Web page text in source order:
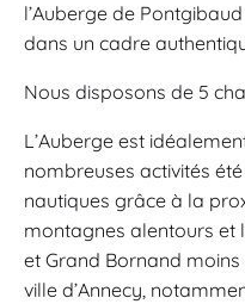
l’Auberge de
dans un cadre
Nous disposons de 5
L’Auberge est
nombreuses activités
nautiques grâce à la
montagnes alentours et
et Grand Bornand moins
ville d’Annecy,